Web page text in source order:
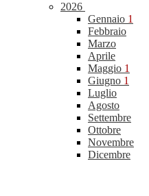
2026
Gennaio 1
Febbraio
Marzo
Aprile
Maggio 1
Giugno 1
Luglio
Agosto
Settembre
Ottobre
Novembre
Dicembre